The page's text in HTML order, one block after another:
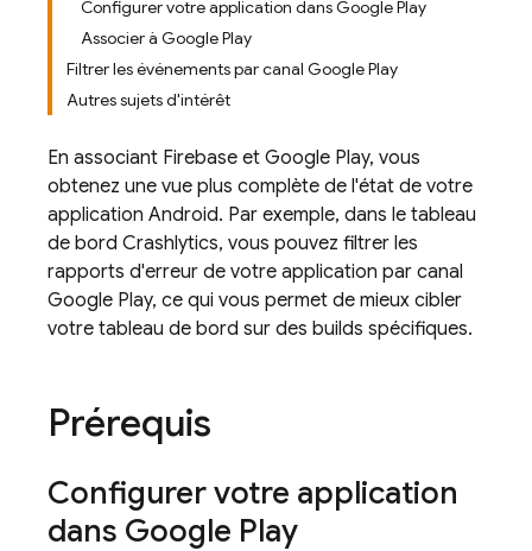
Configurer votre application dans Google Play
Associer à Google Play
Filtrer les événements par canal Google Play
Autres sujets d'intérêt
En associant Firebase et Google Play, vous
obtenez une vue plus complète de l'état de votre
application Android. Par exemple, dans le tableau
de bord Crashlytics, vous pouvez filtrer les
rapports d'erreur de votre application par canal
Google Play, ce qui vous permet de mieux cibler
votre tableau de bord sur des builds spécifiques.
Prérequis
Configurer votre application
dans Google Play